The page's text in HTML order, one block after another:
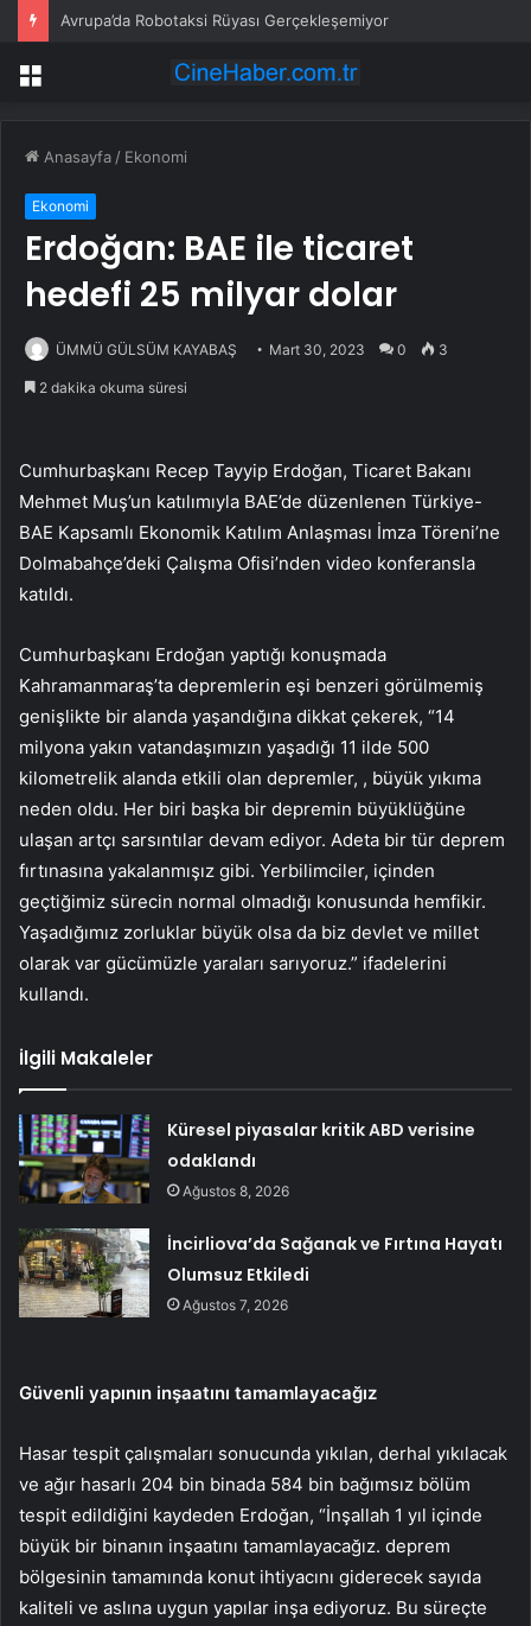
Avrupa’da Robotaksi Rüyası Gerçekleşemiyor
Menü
Anasayfa / Ekonomi
Ekonomi
Erdoğan: BAE ile ticaret
hedefi 25 milyar dolar
ÜMMÜ GÜLSÜM KAYABAŞ Mart 30, 2023 0 3
2 dakika okuma süresi
Cumhurbaşkanı Recep Tayyip Erdoğan, Ticaret Bakanı
Mehmet Muş’un katılımıyla BAE’de düzenlenen Türkiye-
BAE Kapsamlı Ekonomik Katılım Anlaşması İmza Töreni’ne
Dolmabahçe’deki Çalışma Ofisi’nden video konferansla
katıldı.
Cumhurbaşkanı Erdoğan yaptığı konuşmada
Kahramanmaraş’ta depremlerin eşi benzeri görülmemiş
genişlikte bir alanda yaşandığına dikkat çekerek, “14
milyona yakın vatandaşımızın yaşadığı 11 ilde 500
kilometrelik alanda etkili olan depremler, , büyük yıkıma
neden oldu. Her biri başka bir depremin büyüklüğüne
ulaşan artçı sarsıntılar devam ediyor. Adeta bir tür deprem
fırtınasına yakalanmışız gibi. Yerbilimciler, içinden
geçtiğimiz sürecin normal olmadığı konusunda hemfikir.
Yaşadığımız zorluklar büyük olsa da biz devlet ve millet
olarak var gücümüzle yaraları sarıyoruz.” ifadelerini
kullandı.
İlgili Makaleler
Küresel piyasalar kritik ABD verisine
odaklandı
Ağustos 8, 2026
İncirliova’da Sağanak ve Fırtına Hayatı
Olumsuz Etkiledi
Ağustos 7, 2026
Güvenli yapının inşaatını tamamlayacağız
Hasar tespit çalışmaları sonucunda yıkılan, derhal yıkılacak
ve ağır hasarlı 204 bin binada 584 bin bağımsız bölüm
tespit edildiğini kaydeden Erdoğan, “İnşallah 1 yıl içinde
büyük bir binanın inşaatını tamamlayacağız. deprem
bölgesinin tamamında konut ihtiyacını giderecek sayıda
kaliteli ve aslına uygun yapılar inşa ediyoruz. Bu süreçte